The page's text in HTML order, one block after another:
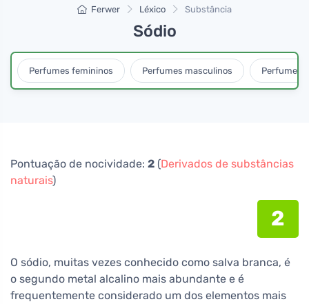
Ferwer Léxico Substância
Sódio
Perfumes femininos Perfumes masculinos Perfumes
Pontuação de nocividade: 2 (Derivados de substâncias
naturais)
2
O sódio, muitas vezes conhecido como salva branca, é
o segundo metal alcalino mais abundante e é
frequentemente considerado um dos elementos mais